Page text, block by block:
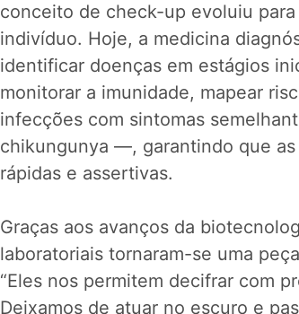
conceito de check-up evoluiu
indivíduo. Hoje, a medicina
identificar doenças em estágios
monitorar a imunidade, mapear
infecções com sintomas
chikungunya —, garantindo que
rápidas e assertivas.
Graças aos avanços da
laboratoriais tornaram-se uma
“Eles nos permitem decifrar com
Deixamos de atuar no escuro e